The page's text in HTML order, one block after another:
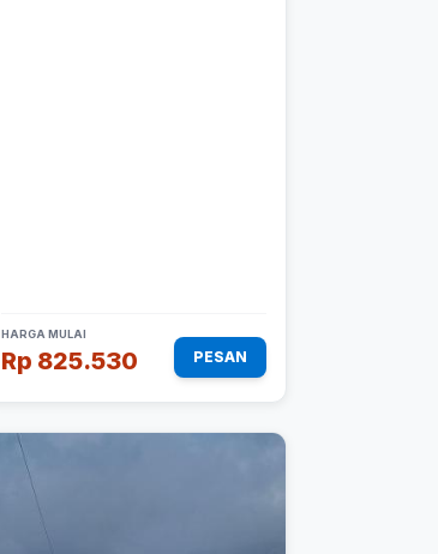
HARGA MULAI
Rp 825.530 PESAN